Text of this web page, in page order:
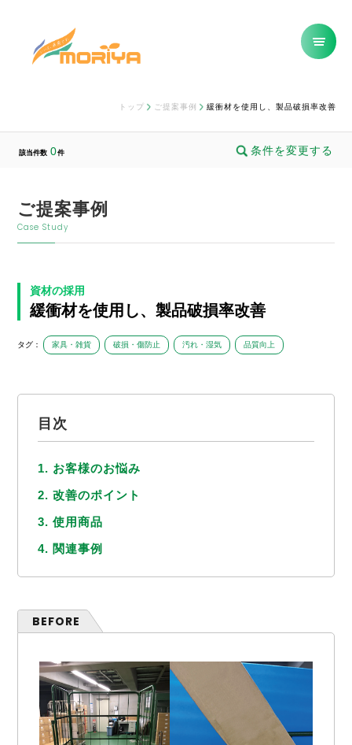
トップ ご提案事例 緩衝材を使用し、製品破損率改善
該当件数 0件 条件を変更する
ご提案事例
Case Study
資材の採用
緩衝材を使用し、製品破損率改善
タグ： 家具・雑貨 破損・傷防止 汚れ・湿気 品質向上
目次
1. お客様のお悩み
2. 改善のポイント
3. 使用商品
4. 関連事例
BEFORE